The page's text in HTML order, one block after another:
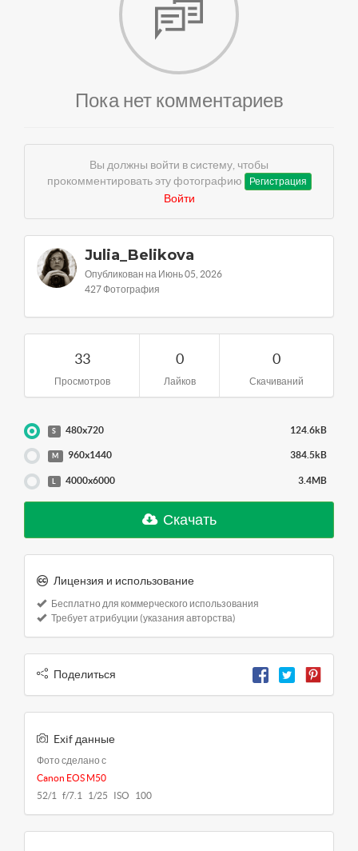
Пока нет комментариев
Вы должны войти в систему, чтобы
прокомментировать эту фотографию
Регистрация
Войти
Julia_Belikova
Опубликован на Июнь 05, 2026
427 Фотография
33
Просмотров
0
Лайков
0
Скачиваний
S 480x720 124.6kB
M 960x1440 384.5kB
4000x6000 3.4MB
Скачать
Лицензия и использование
Бесплатно для коммерческого использования
Требует атрибуции (указания авторства)
Поделиться
Exif данные
Фото сделано с
Canon EOS M50
52/1 f/7.1 1/25 ISO 100